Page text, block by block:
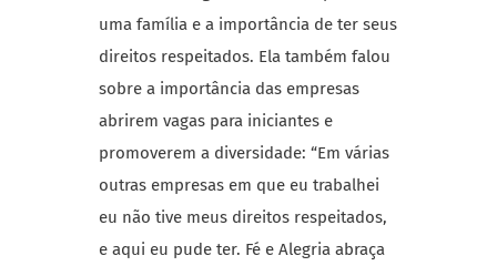
uma família e a importância de ter seus
direitos respeitados. Ela também falou
sobre a importância das empresas
abrirem vagas para iniciantes e
promoverem a diversidade: “Em várias
outras empresas em que eu trabalhei
eu não tive meus direitos respeitados,
e aqui eu pude ter. Fé e Alegria abraça